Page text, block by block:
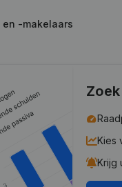
-makelaars
Kies
Krijg